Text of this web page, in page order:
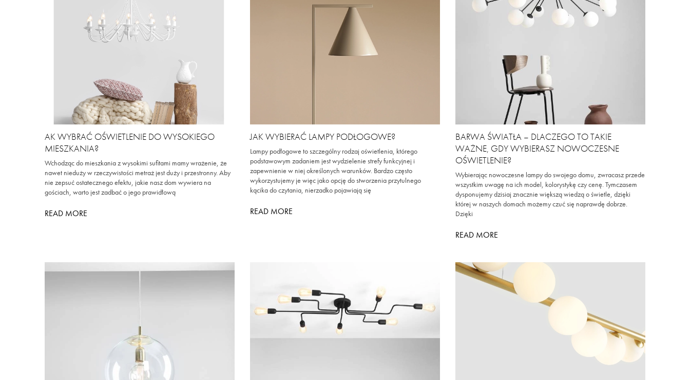
AK WYBRAĆ OŚWIETLENIE DO WYSOKIEGO
MIESZKANIA?
Wchodząc do mieszkania z wysokimi sufitami mamy wrażenie, że
nawet nieduży w rzeczywistości metraż jest duży i przestronny. Aby
nie zepsuć ostatecznego efektu, jakie nasz dom wywiera na
gościach, warto jest zadbać o jego prawidłową
READ MORE
JAK WYBIERAĆ LAMPY PODŁOGOWE?
Lampy podłogowe to szczególny rodzaj oświetlenia, którego
podstawowym zadaniem jest wydzielenie strefy funkcyjnej i
zapewnienie w niej określonych warunków. Bardzo często
wykorzystujemy je więc jako opcję do stworzenia przytulnego
kącika do czytania, nierzadko pojawiają się
READ MORE
BARWA ŚWIATŁA – DLACZEGO TO TAKIE
WAŻNE, GDY WYBIERASZ NOWOCZESNE
OŚWIETLENIE?
Wybierając nowoczesne lampy do swojego domu, zwracasz przede
wszystkim uwagę na ich model, kolorystykę czy cenę. Tymczasem
dysponujemy dzisiaj znacznie większą wiedzą o świetle, dzięki
której w naszych domach możemy czuć się naprawdę dobrze.
Dzięki
READ MORE